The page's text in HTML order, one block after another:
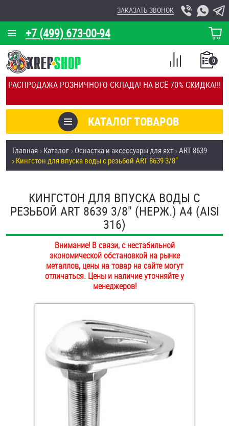
РАСПРОДАЖА РОЗНИЧНОГО СКЛАДА! НА ВСЁ 70% СКИДКА!!!
+7 (499) 673-00-94
ЗАКАЗАТЬ ЗВОНОК
КОРЗИНА
О КОМПАНИИ
КАЛЬКУЛЯТОР
ОТЗЫВЫ
УСЛУГИ
СКИДКИ
ОПТ
ПОКУПАТЕЛЯМ
ОПЛАТА И ДОСТАВКА
НАШИ МАГАЗИНЫ
КАТАЛОГ ТОВАРОВ
0
СПИСОК
СРАВНЕНИЕ
Товары со скидкой
Анкеры
Антивандальный крепёж, инструмент
Дюймовый крепёж
Заклепки (Гайки-Заклепки)
Крюки, кольца с метрической резьбой
Главная Каталог Оснастка и аксессуары для яхт ART 8639
Кингстон для впуска воды с резьбой ART 8639 3/8"
КИНГСТОН ДЛЯ ВПУСКА ВОДЫ С
РЕЗЬБОЙ ART 8639 3/8" (НЕРЖ.) A4 (AISI
316)
Внимание! В связи, с нестабильной
экономической обстановкой на рынке
металлов, цены на товар на сайте могут
отличаться. Цены и наличие уточняйте у
менеджеров!